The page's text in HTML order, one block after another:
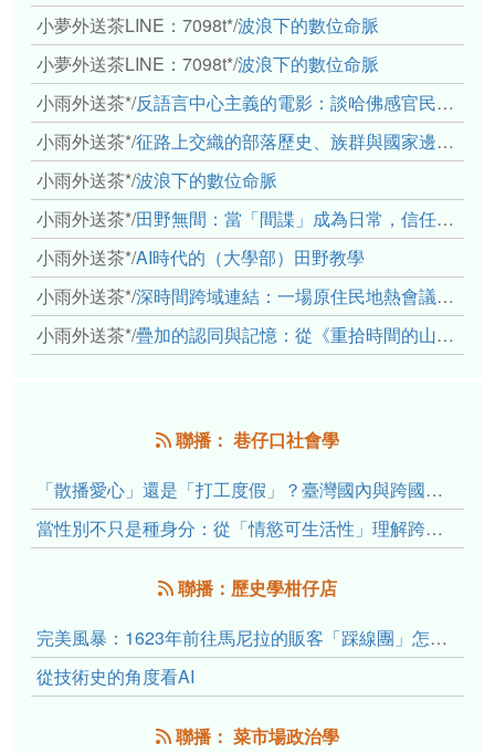
小夢外送茶LINE：7098t*/波浪下的數位命脈
小夢外送茶LINE：7098t*/波浪下的數位命脈
小雨外送茶*/反語言中心主義的電影：談哈佛感官民族誌實驗室
小雨外送茶*/征路上交織的部落歷史、族群與國家邊界敘事： 《路有多長》、《高砂的翅膀》、《檔案／李光輝》
小雨外送茶*/波浪下的數位命脈
小雨外送茶*/田野無間：當「間諜」成為日常，信任角力下的情感伏流
小雨外送茶*/AI時代的（大學部）田野教學
小雨外送茶*/深時間跨域連結：一場原住民地熱會議的初步觀察
小雨外送茶*/疊加的認同與記憶：從《重拾時間的山語》探討「我們的」立場性(positionality)
聯播： 巷仔口社會學
「散播愛心」還是「打工度假」？臺灣國內與跨國捐卵的利他修辭、金錢動機與身體代價
當性別不只是種身分：從「情慾可生活性」理解跨性別者的身體、慾望與認同探索
聯播：歷史學柑仔店
完美風暴：1623年前往馬尼拉的販客「踩線團」怎麼會困死於澎湖?
從技術史的角度看AI
聯播： 菜市場政治學